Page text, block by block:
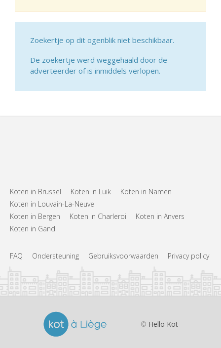
Zoekertje op dit ogenblik niet beschikbaar.
De zoekertje werd weggehaald door de
adverteerder of is inmiddels verlopen.
Koten in Brussel Koten in Luik
Koten in Namen
Koten in Louvain-La-Neuve
Koten in Bergen
Koten in Charleroi
Koten in Anvers
Koten in Gand
FAQ Ondersteuning Gebruiksvoorwaarden Privacy policy
© Hello Kot